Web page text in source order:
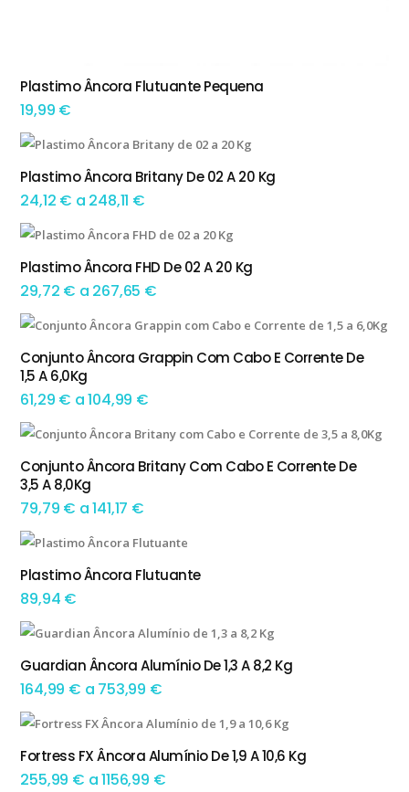
ADICIONAR
Plastimo Âncora Flutuante Pequena
19,99 €
TEM OPÇÕES
Plastimo Âncora Britany De 02 A 20 Kg
24,12 € a 248,11 €Preço
range:
24,12 €
through
248,11 €
TEM OPÇÕES
Plastimo Âncora FHD De 02 A 20 Kg
29,72 € a 267,65 €Preço
range:
29,72 €
TEM OPÇÕES
Conjunto Âncora Grappin Com Cabo E Corrente De
1,5 A 6,0Kg
61,29 € a104,99 €Preço
range:
61,29 €
TEM OPÇÕES
Conjunto Âncora Britany Com Cabo E Corrente De
3,5 A 8,0Kg
79,79 € a141,17 €Preço
range:
79,79 €
141,17 €
ADICIONAR
Plastimo Âncora Flutuante
89,94 €
TEM OPÇÕES
Guardian Âncora Alumínio De 1,3 A 8,2 Kg
164,99 € a 753,99 €Preço
range:
164,99 €
through
TEM OPÇÕES
Fortress FX Âncora Alumínio De 1,9 A 10,6 Kg
255,99 € a1156,99 €Preço